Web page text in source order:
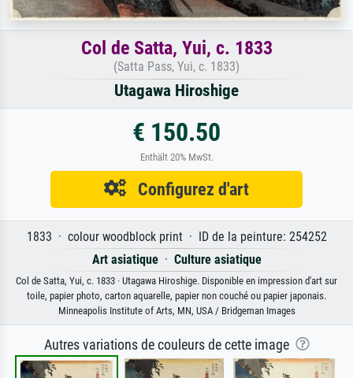
Col de Satta, Yui, c. 1833
(Satta Pass, Yui, c. 1833)
Utagawa Hiroshige
€ 150.50
Enthält 20% MwSt.
Configurez d'art
1833 · colour woodblock print · ID de la peinture: 254252
Art asiatique· Culture asiatique
Col de Satta, Yui, c. 1833 · Utagawa Hiroshige. Disponible en impression d'art sur
toile, papier photo, carton aquarelle, papier non couché ou papier japonais.
Minneapolis Institute of Arts, MN, USA / Bridgeman Images
Autres variations de couleurs de cette image